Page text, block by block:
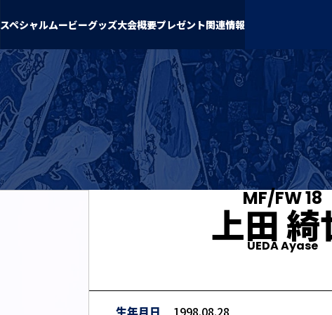
スペシャルムービーグッズ大会概要プレゼント関連情報
MF/FW 18
上田 綺
UEDA Ayase
生年月日 1998.08.28